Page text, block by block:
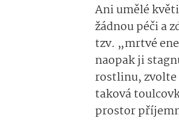
Ani umělé
žádnou péči a
tzv. „mrtvé
naopak ji
rostlinu,
taková
prostor